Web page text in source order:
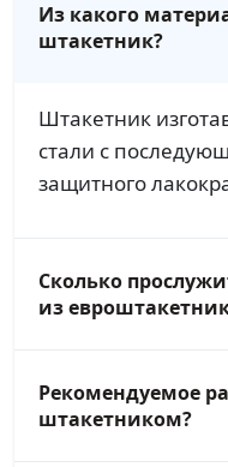
Из какого
штакетник?
Штакетник
стали с
защитного
Сколько
из
Рекомендуемое
штакетником?